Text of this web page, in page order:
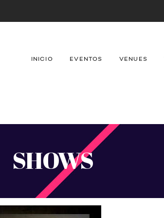
INICIO EVENTOS VENUES
SHOWS